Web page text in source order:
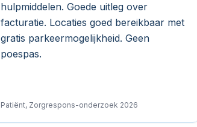
hulpmiddelen. Goede uitleg over
facturatie. Locaties goed bereikbaar met
gratis parkeermogelijkheid. Geen
poespas.
Patiënt, Zorgrespons-onderzoek 2026